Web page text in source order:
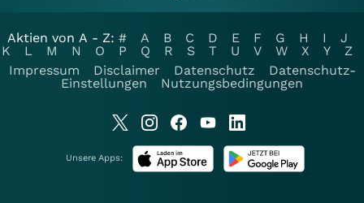
Aktien von A - Z: # A B C D E F G H I
J
K
L M N O P Q R S T U V W X Y
Z
Impressum
Disclaimer Datenschutz
Datenschutz-
Einstellungen
Nutzungsbedingungen
Unsere Apps: